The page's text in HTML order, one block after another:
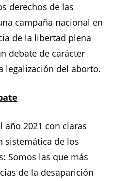
derechos de las
campaña nacional en
de la libertad plena
debate de carácter
legalización del aborto.
año 2021 con claras
sistemática de los
Somos las que más
de la desaparición